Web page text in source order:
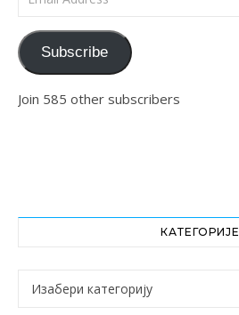
Subscribe
Join 585 other subscribers
КАТЕГОРИЈЕ
Категорије